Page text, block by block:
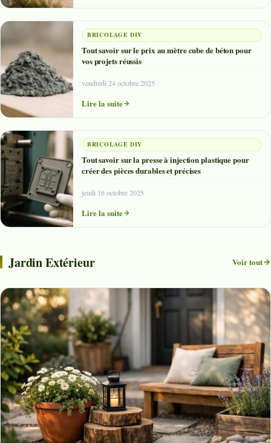
BRICOLAGE DIY
Tout savoir sur le prix au mètre cube de béton pour
vos projets réussis
vendredi 24 octobre 2025
Lire la suite
BRICOLAGE DIY
Tout savoir sur la presse à injection plastique pour
créer des pièces durables et précises
jeudi 16 octobre 2025
Lire la suite
Jardin Extérieur Voir tout